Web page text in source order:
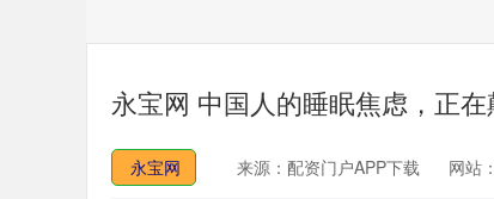
永宝网 中国人的睡眠焦虑，正
永宝网 来源：配资门户APP下载 网站